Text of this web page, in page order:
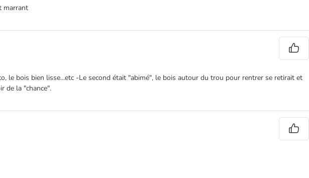
marrant
le bois bien lisse...etc -Le second était "abimé", le bois autour du trou pour rentrer se retirait et
de la "chance".